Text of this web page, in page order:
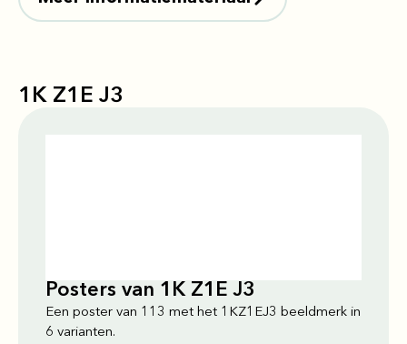
1K Z1E J3
Posters van 1K Z1E J3
Een poster van 113 met het 1KZ1EJ3 beeldmerk in
6 varianten.